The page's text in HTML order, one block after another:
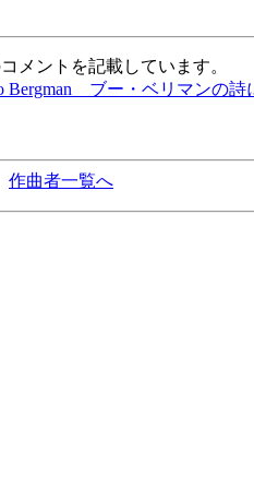
メントを記載しています。
Bergman ブー・ベリマンの
作曲者一覧へ